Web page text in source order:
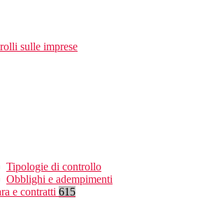
sulle imprese
Tipologie di controllo
Obblighi e adempimenti
e contratti 615